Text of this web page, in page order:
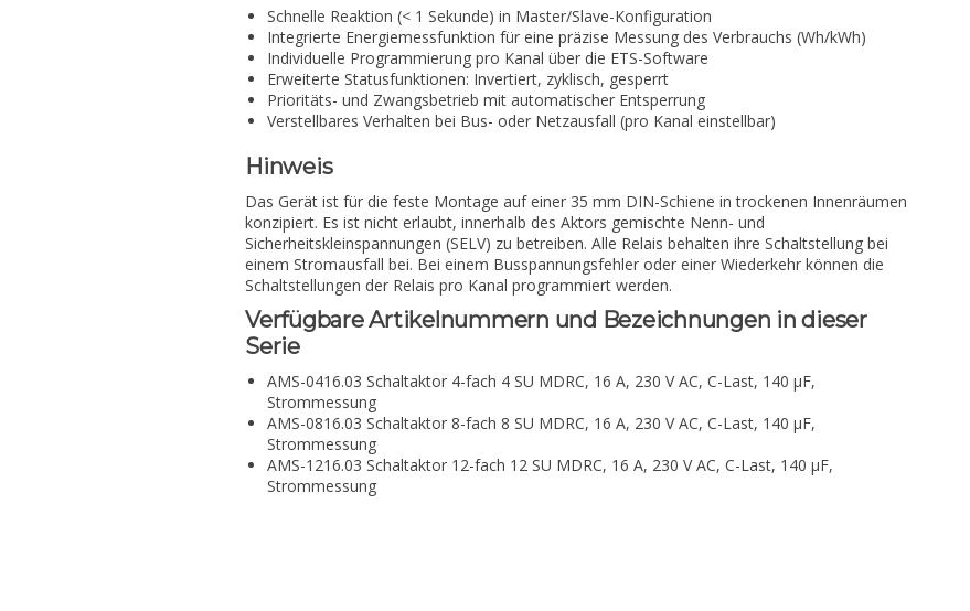
Schnelle Reaktion (< 1 Sekunde) in Master/Slave-Konfiguration
Integrierte Energiemessfunktion für eine präzise Messung des Verbrauchs (Wh/kWh)
Individuelle Programmierung pro Kanal über die ETS-Software
Erweiterte Statusfunktionen: Invertiert, zyklisch, gesperrt
Prioritäts- und Zwangsbetrieb mit automatischer Entsperrung
Verstellbares Verhalten bei Bus- oder Netzausfall (pro Kanal einstellbar)
Hinweis
Das Gerät ist für die feste Montage auf einer 35 mm DIN-Schiene in trockenen Innenräumen
konzipiert. Es ist nicht erlaubt, innerhalb des Aktors gemischte Nenn- und
Sicherheitskleinspannungen (SELV) zu betreiben. Alle Relais behalten ihre Schaltstellung bei
einem Stromausfall bei. Bei einem Busspannungsfehler oder einer Wiederkehr können die
Schaltstellungen der Relais pro Kanal programmiert werden.
Verfügbare Artikelnummern und Bezeichnungen in dieser
Serie
AMS-0416.03 Schaltaktor 4-fach 4 SU MDRC, 16 A, 230 V AC, C-Last, 140 µF,
Strommessung
AMS-0816.03 Schaltaktor 8-fach 8 SU MDRC, 16 A, 230 V AC, C-Last, 140 µF,
Strommessung
AMS-1216.03 Schaltaktor 12-fach 12 SU MDRC, 16 A, 230 V AC, C-Last, 140 µF,
Strommessung